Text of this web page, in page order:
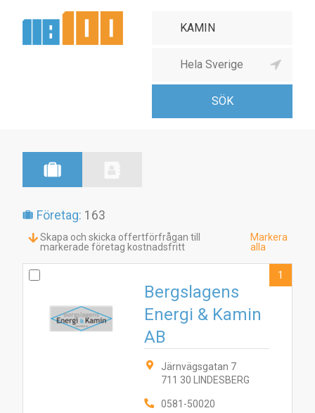
Företag: 163
Skapa och skicka offertförfrågan till
markerade företag kostnadsfritt
Markera
alla
Bergslagens
Energi & Kamin
AB
Järnvägsgatan 7
711 30 LINDESBERG
0581-50020
1